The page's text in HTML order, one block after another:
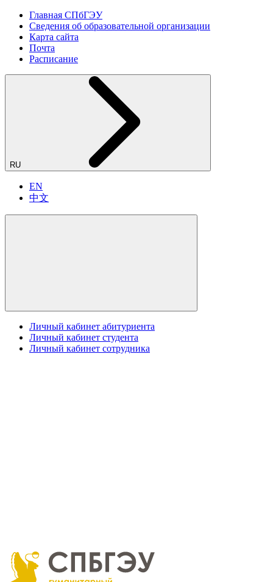
Главная СПбГЭУ
Сведения об образовательной организации
Карта сайта
Почта
Расписание
RU
EN
中文
Личный кабинет абитуриента
Личный кабинет студента
Личный кабинет сотрудника